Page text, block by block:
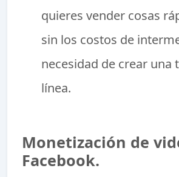
quieres vender cosas
sin los costos de
necesidad de crear una
línea.
Monetización de
Facebook.